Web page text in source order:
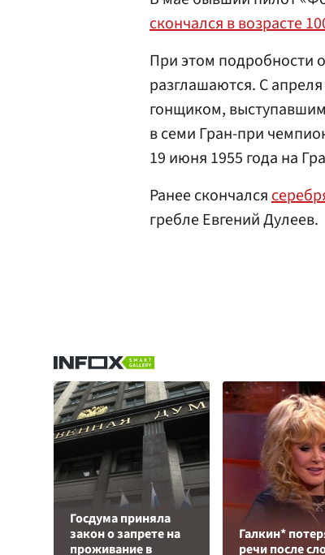
скончался в возрасте
При этом подробности
разглашаются. С
гонщиком,
в семи Гран-при
19 июня 1955 года на
Ранее скончался
гребле Евгений Дулеев.
Госдума приняла
закон о запрете на
проживание в
Галкин*
речи после